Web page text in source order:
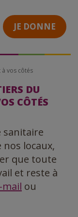
JE DONNE
à vos côtés
DU
CÔTÉS
sanitaire
locaux,
que toute
et reste à
mail ou